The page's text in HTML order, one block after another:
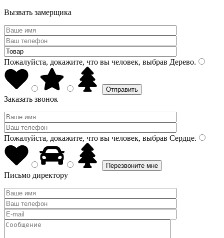
Вызвать замерщика
Пожалуйста, докажите, что вы человек, выбрав Дерево.
Заказать звонок
Пожалуйста, докажите, что вы человек, выбрав Сердце.
Письмо директору